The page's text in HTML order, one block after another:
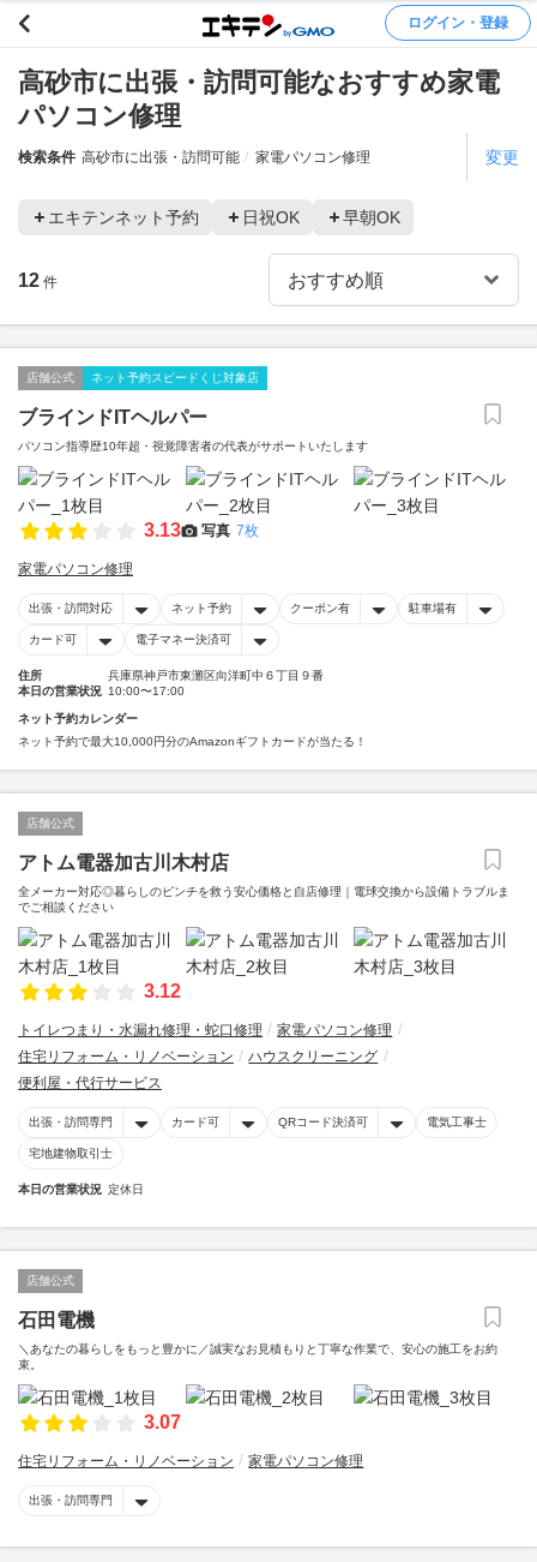
ログイン・登録
高砂市に出張・訪問可能なおすすめ家電
パソコン修理
検索条件 高砂市に出張・訪問可能 家電パソコン修理 変更
エキテンネット予約 日祝OK 早朝OK
12 件
店舗公式 ネット予約スピードくじ対象店
ブラインドITヘルパー
パソコン指導歴10年超・視覚障害者の代表がサポートいたします
3.13 写真 7枚
家電パソコン修理
出張・訪問対応 ネット予約 クーポン有 駐車場有
カード可 電子マネー決済可
住所
兵庫県神戸市東灘区向洋町中６丁目９番
本日の営業状況 10:00〜17:00
ネット予約カレンダー
ネット予約で最大10,000円分のAmazonギフトカードが当たる！
店舗公式
アトム電器加古川木村店
全メーカー対応◎暮らしのピンチを救う安心価格と自店修理｜電球交換から設備トラブルま
でご相談ください
3.12
トイレつまり・水漏れ修理・蛇口修理
家電パソコン修理
住宅リフォーム・リノベーション
ハウスクリーニング
便利屋・代行サービス
出張・訪問専門 カード可 QRコード決済可 電気工事士
宅地建物取引士
本日の営業状況 定休日
店舗公式
石田電機
＼あなたの暮らしをもっと豊かに／誠実なお見積もりと丁寧な作業で、安心の施工をお約
束。
3.07
住宅リフォーム・リノベーション 家電パソコン修理
出張・訪問専門